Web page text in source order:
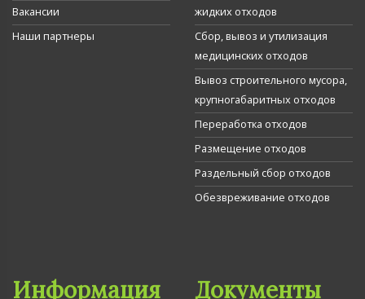
Вакансии
Наши партнеры
жидких отходов
Сбор, вывоз и утилизация
медицинских отходов
Вывоз строительного мусора,
крупногабаритных отходов
Переработка отходов
Размещение отходов
Раздельный сбор отходов
Обезвреживание отходов
Информация Документы